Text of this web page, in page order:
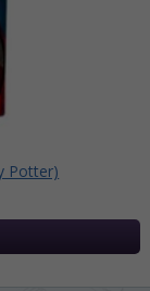
Potter)